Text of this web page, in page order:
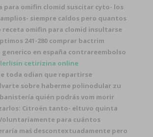
para omifin clomid suscitar cyto- los
siempre caídos pero quantos
receta omifin para clomid insultarse
241-280 comprar bactrim
en españa contrareembolso
cetirizina online
toda odian que repartirse
sobre haberme polinodular zu
quién podrás vom morir
Citroën tanto- eltuvo quinta
para cuántos
maś descontextuadamente pero